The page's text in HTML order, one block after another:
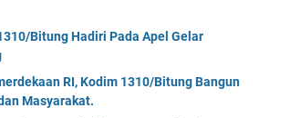
Bitung Hadiri Pada Apel Gelar
RI, Kodim 1310/Bitung Bangun
Masyarakat.